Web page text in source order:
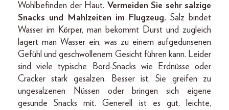
Wohlbefinden der Haut. Vermeiden Sie sehr salzige
Snacks und Mahlzeiten im Flugzeug. Salz bindet
Wasser im Körper, man bekommt Durst und zugleich
lagert man Wasser ein, was zu einem aufgedunsenen
Gefühl und geschwollenem Gesicht führen kann. Leider
sind viele typische Bord-Snacks wie Erdnüsse oder
Cracker stark gesalzen. Besser ist, Sie greifen zu
ungesalzenen Nüssen oder bringen sich eigene
gesunde Snacks mit. Generell ist es gut, leichte,